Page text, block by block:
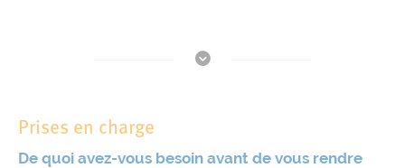
Prises en charge
De quoi avez-vous besoin avant de vous rendre